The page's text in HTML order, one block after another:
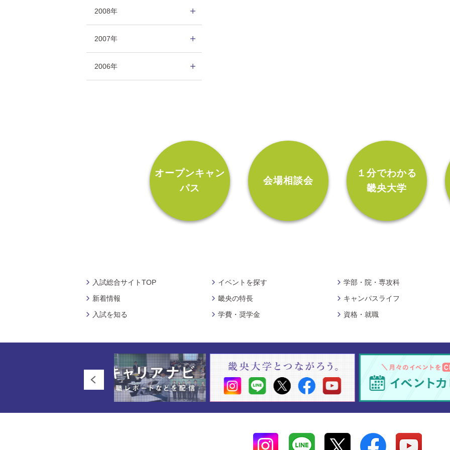
2008年
2007年
2006年
オープンキャン
パス
会場相談会
１分でわかる
畿央大学
入試総合サイトTOP
新着情報
入試を知る
イベントを探す
畿央の特長
学費・奨学金
学部・院・専攻科
キャンパスライフ
資格・就職